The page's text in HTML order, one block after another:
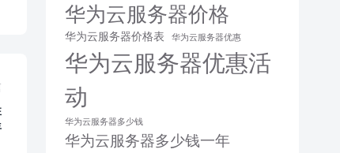
华为云服务器价格
华为云服务器价格表 华为云服务器优惠
华为云服务器优惠活
动
华为云服务器多少钱
华为云服务器多少钱一年